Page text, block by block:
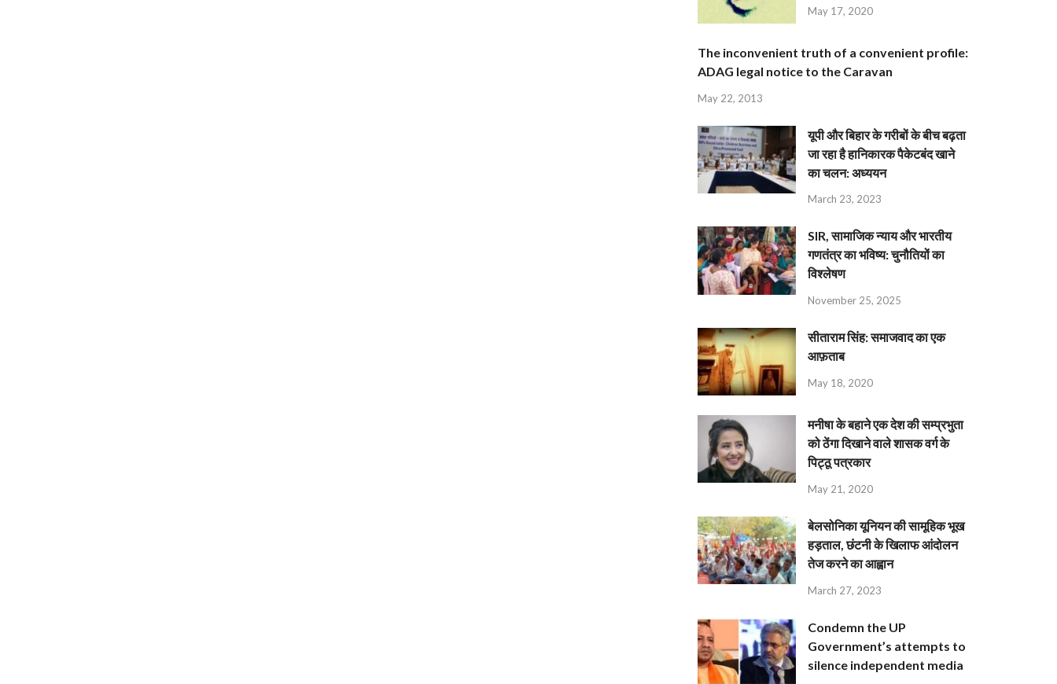
May 17, 2020
The inconvenient truth of a convenient profile:
ADAG legal notice to the Caravan
May 22, 2013
यूपी और बिहार के गरीबों के बीच बढ़ता
जा रहा है हानिकारक पैकेटबंद खाने
का चलन: अध्ययन
March 23, 2023
SIR, सामाजिक न्याय और भारतीय
गणतंत्र का भविष्य: चुनौतियों का
विश्लेषण
November 25, 2025
सीताराम सिंह: समाजवाद का एक
आफ़ताब
May 18, 2020
मनीषा के बहाने एक देश की सम्प्रभुता
को ठेंगा दिखाने वाले शासक वर्ग के
पिट्ठू पत्रकार
May 21, 2020
बेलसोनिका यूनियन की सामूहिक भूख
हड़ताल, छंटनी के खिलाफ आंदोलन
तेज करने का आह्वान
March 27, 2023
Condemn the UP
Government’s attempts to
silence independent media